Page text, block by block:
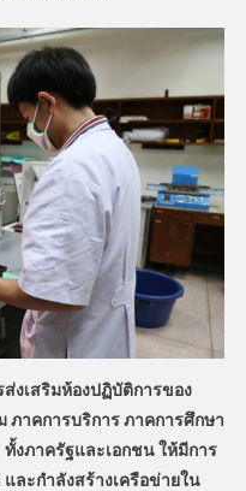
ส่งเสริมห้องปฏิบัติการของ
ภาคการบริการ ภาคการศึกษา
งภาครัฐและเอกชน ให้มีการ
ะกำลังสร้างเครือข่ายใน